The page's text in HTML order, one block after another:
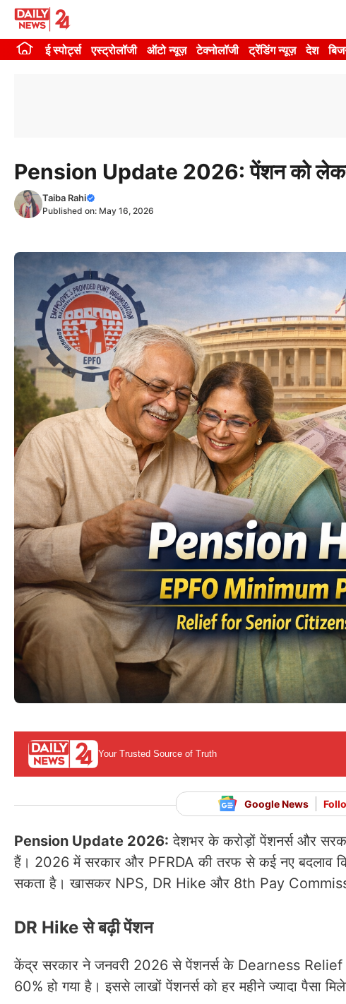
Skip
contentई स्पोर्ट्स एस्ट्रोलॉजी ऑटो न्यूज़ टेक्नोलॉजी ट्रेंडिंग न्यूज़ देश
Pension Update 2026: पेंशन को
Taiba Rahi
Published on: May 16, 2026
Your Trusted Source of Truth
Google News
Pension Update 2026: देशभर के करोड़ों पेंशनर्स और
हैं। 2026 में सरकार और PFRDA की तरफ से कई नए बदलाव
सकता है। खासकर NPS, DR Hike और 8th Pay
DR Hike से बढ़ी पेंशन
केंद्र सरकार ने जनवरी 2026 से पेंशनर्स के Dearness Relief
60% हो गया है। इससे लाखों पेंशनर्स को हर महीने ज्यादा पैसा